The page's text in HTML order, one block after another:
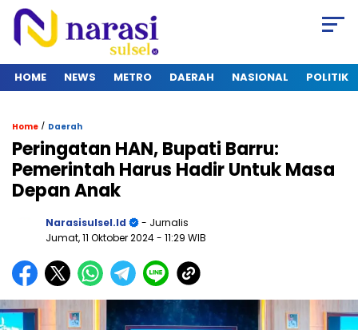
HOME NEWS METRO DAERAH NASIONAL POLITIK
Home / Daerah
Peringatan HAN, Bupati Barru:
Pemerintah Harus Hadir Untuk Masa
Depan Anak
Narasisulsel.id
- Jurnalis
Jumat, 11 Oktober 2024- 11:29 WIB